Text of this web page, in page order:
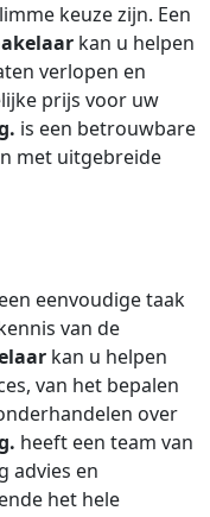
keuze zijn. Een
kan u helpen
verlopen en
prijs voor uw
is een betrouwbare
met uitgebreide
eenvoudige taak
van de
kan u helpen
van het bepalen
over
heeft een team van
advies en
het hele